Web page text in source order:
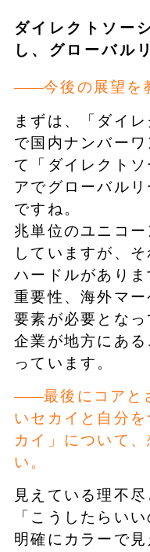
ダイレクトソー
し、グローバル
今後の展望を
まずは、「ダイ
で国内ナンバー
て「ダイレクト
アでグローバル
ですね。
兆単位のユニコ
していますが、
ハードルがあり
重要性、海外マ
要素が必要とな
企業が地方にあ
っています。
最後にコアと
いセカイと自分
カイ」について
い。
見えている理不
「こうしたらい
明確にカラーで